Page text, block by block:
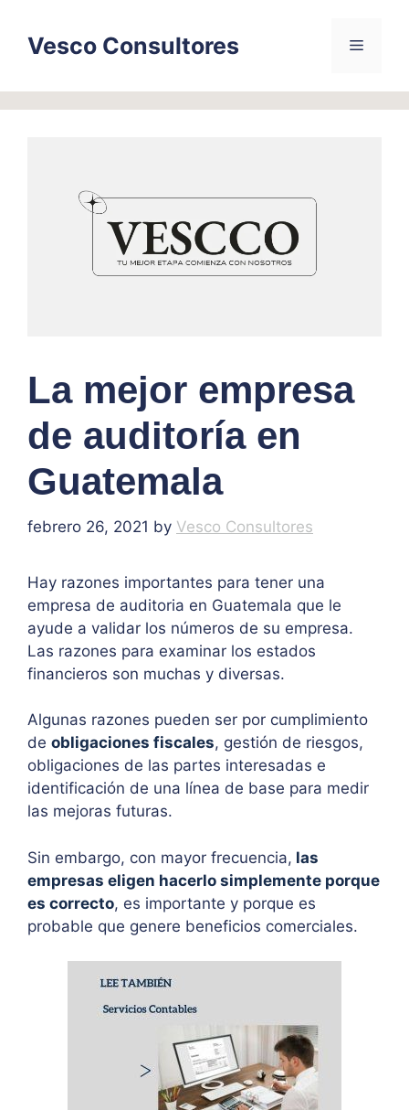
contentVesco Consultores Menu
La mejor empresa
de auditoría en
Guatemala
febrero 26, 2021 by Vesco Consultores
Hay razones importantes para tener una
empresa de auditoria en Guatemala que le
ayude a validar los números de su empresa.
Las razones para examinar los estados
financieros son muchas y diversas.
Algunas razones pueden ser por cumplimiento
de obligaciones fiscales, gestión de riesgos,
obligaciones de las partes interesadas e
identificación de una línea de base para medir
las mejoras futuras.
Sin embargo, con mayor frecuencia, las
empresas eligen hacerlo simplemente porque
es correcto, es importante y porque es
probable que genere beneficios comerciales.